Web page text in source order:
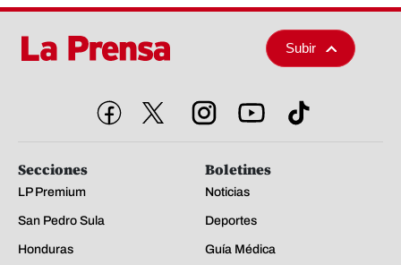
Subir
Secciones
LP Premium
San Pedro Sula
Honduras
Boletines
Noticias
Deportes
Guía Médica